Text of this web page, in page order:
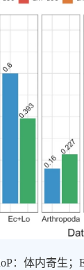
：体内寄生；